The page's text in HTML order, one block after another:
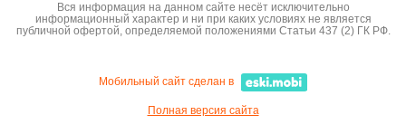
Вся информация на данном сайте несёт исключительно
информационный характер и ни при каких условиях не является
публичной офертой, определяемой положениями Статьи 437 (2) ГК РФ.
Мобильный сайт сделан в
Полная версия сайта